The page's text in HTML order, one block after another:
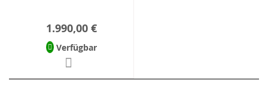
1.990,00 €
Verfügbar